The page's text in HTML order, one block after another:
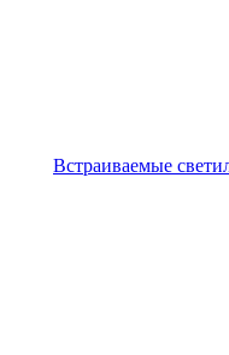
Встраиваемые